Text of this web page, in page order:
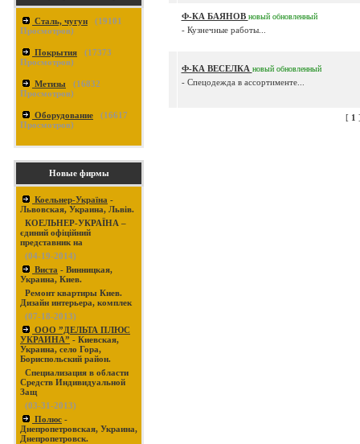
Сталь, чугун (19101
Просмотров)
Покрытия (17373
Просмотров)
Метизы (16832
Просмотров)
Оборудование (16617
Просмотров)
Новые фирмы
Коельнер-Україна -
Львовская, Украина, Львів.
КОЕЛЬНЕР-УКРАЇНА –
єдиний офіційний
представник на
(04-19-2014)
Виста - Винницкая,
Украина, Киев.
Ремонт квартиры Киев.
Дизайн интерьера, комплек
(07-18-2013)
ООО ”ДЕЛЬТА ПЛЮС
УКРАИНА” - Киевская,
Украина, село Гора,
Бориспольский район.
Специализация в области
Средств Индивидуальной
Защ
(03-31-2013)
Полюс -
Днепропетровская, Украина,
Днепропетровск.
Ф-КА БАЯНОВ новый обновленный
- Кузнечные работы...
Ф-КА ВЕСЕЛКА новый обновленный
- Спецодежда в ассортименте...
[ 1